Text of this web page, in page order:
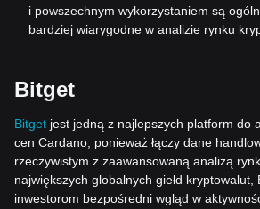
i powszechnym wykorzystaniem są
bardziej wiarygodne w analizie rynku
Bitget
Bitget jest jedną z najlepszych platform do
cen Cardano, ponieważ łączy dane
rzeczywistym z zaawansowaną analizą
największych globalnych giełd kryptowalut,
inwestorom bezpośredni wgląd w